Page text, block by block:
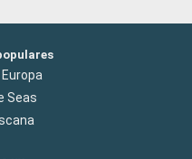
Europa
Seas